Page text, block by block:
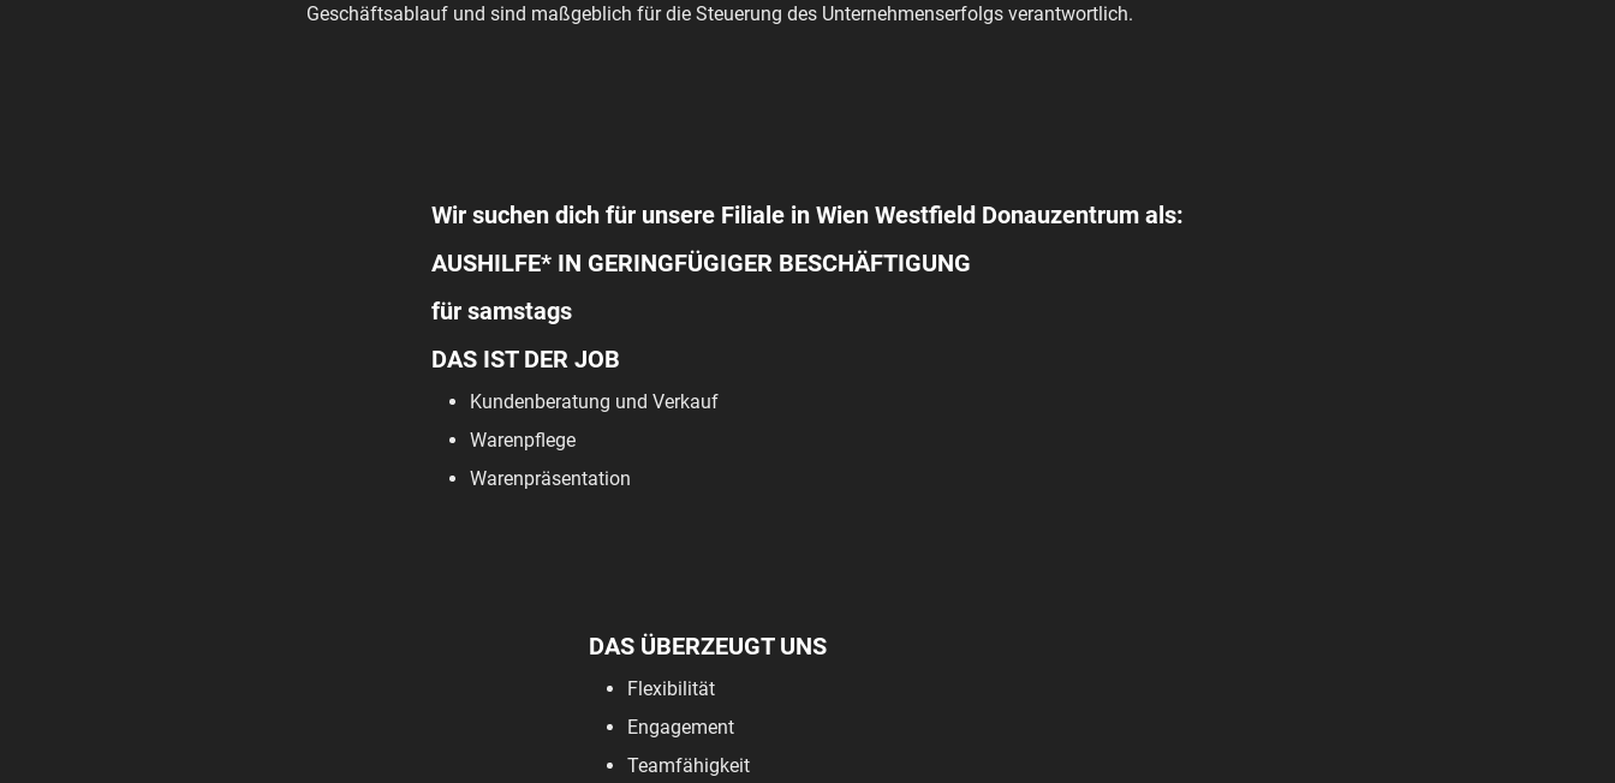
Geschäftsablauf und sind maßgeblich für die Steuerung des Unternehmenserfolgs verantwortlich.
Wir suchen dich für unsere Filiale in Wien Westfield Donauzentrum als:
AUSHILFE* IN GERINGFÜGIGER BESCHÄFTIGUNG
für samstags
DAS IST DER JOB
Kundenberatung und Verkauf
Warenpflege
Warenpräsentation
DAS ÜBERZEUGT UNS
Flexibilität
Engagement
Teamfähigkeit